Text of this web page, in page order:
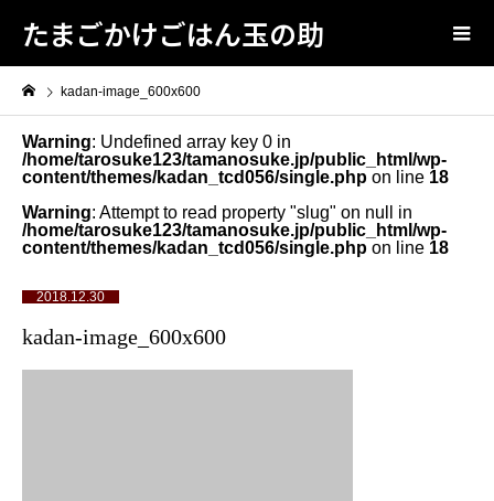
たまごかけごはん玉の助
kadan-image_600x600
Warning: Undefined array key 0 in
/home/tarosuke123/tamanosuke.jp/public_html/wp-
content/themes/kadan_tcd056/single.php on line 18
Warning: Attempt to read property "slug" on null in
/home/tarosuke123/tamanosuke.jp/public_html/wp-
content/themes/kadan_tcd056/single.php on line 18
2018.12.30
kadan-image_600x600